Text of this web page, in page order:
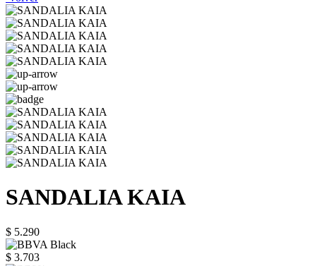
SANDALIA KAIA
$ 5.290
$ 3.703